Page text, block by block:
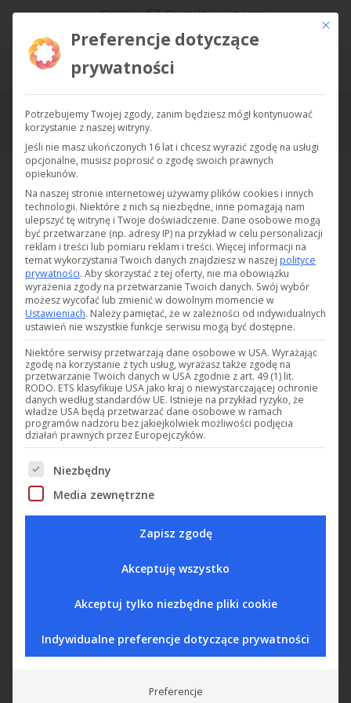
Polski Skontaktuj się z nami
DC01
Jesteś tutaj:
Konwerter sygnałów
Retour au catalogue
Udostępnij ten produkt
Share Share
Ce
Preferencje dotyczące
prywatności
Potrzebujemy Twojej zgody, zanim będziesz mógł kontynuować
korzystanie z naszej witryny.
Jeśli nie masz ukończonych 16 lat i chcesz wyrazić zgodę na usługi
opcjonalne, musisz poprosić o zgodę swoich prawnych
opiekunów.
Na naszej stronie internetowej używamy plików cookies i innych
technologii. Niektóre z nich są niezbędne, inne pomagają nam
ulepszyć tę witrynę i Twoje doświadczenie. Dane osobowe mogą
być przetwarzane (np. adresy IP) na przykład w celu personalizacji
reklam i treści lub pomiaru reklam i treści. Więcej informacji na
temat wykorzystania Twoich danych znajdziesz w naszej polityce
prywatności. Aby skorzystać z tej oferty, nie ma obowiązku
wyrażenia zgody na przetwarzanie Twoich danych. Swój wybór
możesz wycofać lub zmienić w dowolnym momencie w
Ustawieniach. Należy pamiętać, że w zależności od indywidualnych
ustawień nie wszystkie funkcje serwisu mogą być dostępne.
Niektóre serwisy przetwarzają dane osobowe w USA. Wyrażając
zgodę na korzystanie z tych usług, wyrażasz także zgodę na
przetwarzanie Twoich danych w USA zgodnie z art. 49 (1) lit.
RODO. ETS klasyfikuje USA jako kraj o niewystarczającej ochronie
danych według standardów UE. Istnieje na przykład ryzyko, że
władze USA będą przetwarzać dane osobowe w ramach
programów nadzoru bez jakiejkolwiek możliwości podjęcia
działań prawnych przez Europejczyków.
Poniżej znajduje się lista grup usług, w przypadku
Niezbędny
Media zewnętrzne
Zapisz zgodę
Akceptuję wszystko
Akceptuj tylko niezbędne pliki cookie
Indywidualne preferencje dotyczące prywatności
Preferencje